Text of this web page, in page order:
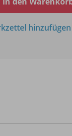
hinzufügen